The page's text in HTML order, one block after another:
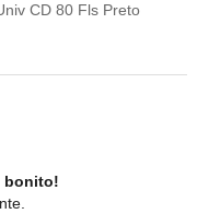
CD 80 Fls Preto
bonito!